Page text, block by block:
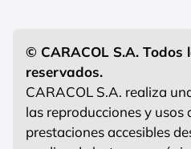
© CARACOL S.A. Todos
reservados.
CARACOL S.A. realiza
las reproducciones y usos
prestaciones accesibles